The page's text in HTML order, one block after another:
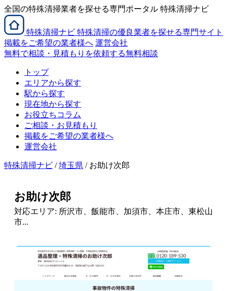
全国の特殊清掃業者を探せる専門ポータル 特殊清掃ナビ
特殊清掃ナビ 特殊清掃の優良業者を探せる専門サイト
掲載をご希望の業者様へ 運営会社
無料で相談・見積もりを依頼する無料相談
トップ
エリアから探す
駅から探す
現在地から探す
お役立ちコラム
ご相談・お見積もり
掲載をご希望の業者様へ
運営会社
特殊清掃ナビ /埼玉県 / お助け次郎
お助け次郎
対応エリア: 所沢市、飯能市、加須市、本庄市、東松山
市...